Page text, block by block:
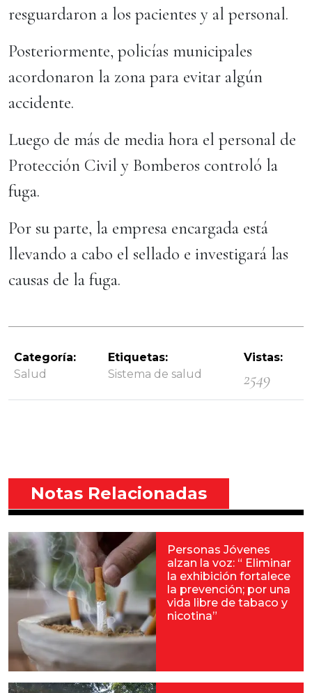
resguardaron a los pacientes y al personal.
Posteriormente, policías municipales
acordonaron la zona para evitar algún
accidente.
Luego de más de media hora el personal de
Protección Civil y Bomberos controló la
fuga.
Por su parte, la empresa encargada está
llevando a cabo el sellado e investigará las
causas de la fuga.
Categoría:
Salud
Etiquetas:
Sistema de salud
Vistas:
2549
Notas Relacionadas
Personas Jóvenes
alzan la voz: “ Eliminar
la exhibición fortalece
la prevención; por una
vida libre de tabaco y
nicotina”